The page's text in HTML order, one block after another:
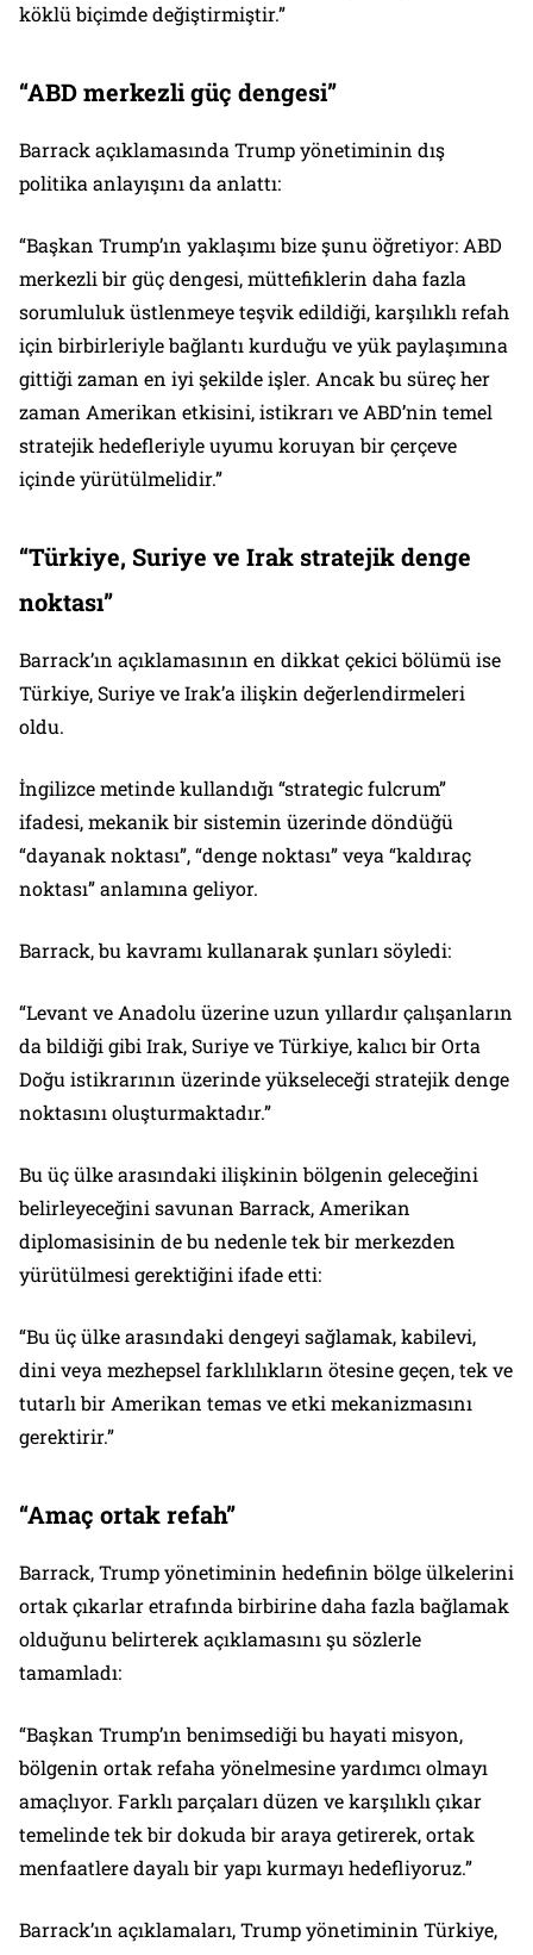
köklü biçimde değiştirmiştir.”
“ABD merkezli güç dengesi”
Barrack açıklamasında Trump yönetiminin dış
politika anlayışını da anlattı:
“Başkan Trump’ın yaklaşımı bize şunu öğretiyor: ABD
merkezli bir güç dengesi, müttefiklerin daha fazla
sorumluluk üstlenmeye teşvik edildiği, karşılıklı refah
için birbirleriyle bağlantı kurduğu ve yük paylaşımına
gittiği zaman en iyi şekilde işler. Ancak bu süreç her
zaman Amerikan etkisini, istikrarı ve ABD’nin temel
stratejik hedefleriyle uyumu koruyan bir çerçeve
içinde yürütülmelidir.”
“Türkiye, Suriye ve Irak stratejik denge
noktası”
Barrack’ın açıklamasının en dikkat çekici bölümü ise
Türkiye, Suriye ve Irak’a ilişkin değerlendirmeleri
oldu.
İngilizce metinde kullandığı “strategic fulcrum”
ifadesi, mekanik bir sistemin üzerinde döndüğü
“dayanak noktası”, “denge noktası” veya “kaldıraç
noktası” anlamına geliyor.
Barrack, bu kavramı kullanarak şunları söyledi:
“Levant ve Anadolu üzerine uzun yıllardır çalışanların
da bildiği gibi Irak, Suriye ve Türkiye, kalıcı bir Orta
Doğu istikrarının üzerinde yükseleceği stratejik denge
noktasını oluşturmaktadır.”
Bu üç ülke arasındaki ilişkinin bölgenin geleceğini
belirleyeceğini savunan Barrack, Amerikan
diplomasisinin de bu nedenle tek bir merkezden
yürütülmesi gerektiğini ifade etti:
“Bu üç ülke arasındaki dengeyi sağlamak, kabilevi,
dini veya mezhepsel farklılıkların ötesine geçen, tek ve
tutarlı bir Amerikan temas ve etki mekanizmasını
gerektirir.”
“Amaç ortak refah”
Barrack, Trump yönetiminin hedefinin bölge ülkelerini
ortak çıkarlar etrafında birbirine daha fazla bağlamak
olduğunu belirterek açıklamasını şu sözlerle
tamamladı:
“Başkan Trump’ın benimsediği bu hayati misyon,
bölgenin ortak refaha yönelmesine yardımcı olmayı
amaçlıyor. Farklı parçaları düzen ve karşılıklı çıkar
temelinde tek bir dokuda bir araya getirerek, ortak
menfaatlere dayalı bir yapı kurmayı hedefliyoruz.”
Barrack’ın açıklamaları, Trump yönetiminin Türkiye,